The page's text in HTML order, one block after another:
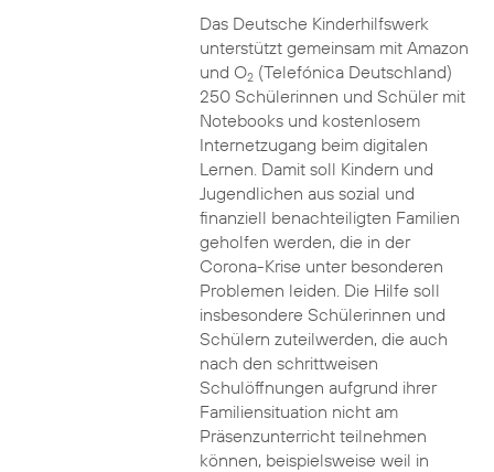
Das Deutsche Kinderhilfswerk
unterstützt gemeinsam mit Amazon
und O2(Telefónica Deutschland)
250 Schülerinnen und Schüler mit
Notebooks und kostenlosem
Internetzugang beim digitalen
Lernen. Damit soll Kindern und
Jugendlichen aus sozial und
finanziell benachteiligten Familien
geholfen werden, die in der
Corona-Krise unter besonderen
Problemen leiden. Die Hilfe soll
insbesondere Schülerinnen und
Schülern zuteilwerden, die auch
nach den schrittweisen
Schulöffnungen aufgrund ihrer
Familiensituation nicht am
Präsenzunterricht teilnehmen
können, beispielsweise weil in